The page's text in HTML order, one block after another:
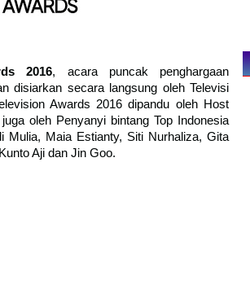
2016, acara puncak penghargaan
disiarkan secara langsung oleh Televisi
Awards 2016 dipandu oleh Host
oleh Penyanyi bintang Top Indonesia
Mulia, Maia Estianty, Siti Nurhaliza, Gita
Aji dan Jin Goo.